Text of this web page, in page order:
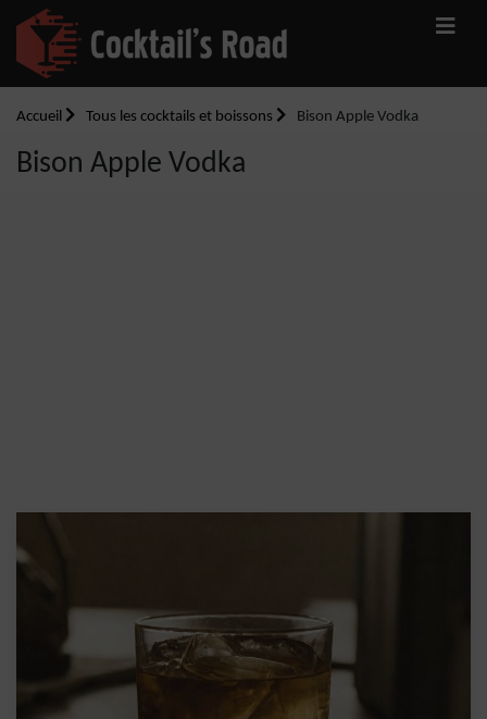
Accueil Tous les cocktails et boissons Bison Apple Vodka
Bison Apple Vodka